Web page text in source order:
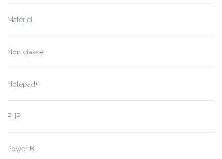
Matériel
Non classé
Notepad++
PHP
Power BI